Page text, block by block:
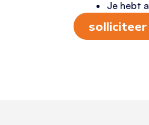
Je hebt
solliciteer